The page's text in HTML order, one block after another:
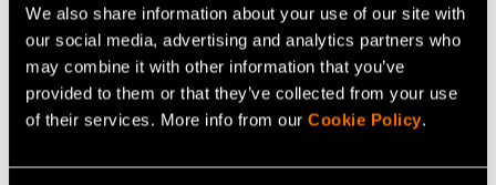
We also share information about your use of our site with
our social media, advertising and analytics partners who
may combine it with other information that you’ve
provided to them or that they’ve collected from your use
of their services. More info from our Cookie Policy.
vapautuu olennaisempaan työhön ja edistää
kansalaisten terveyttä. Varsin kunnianhimoinen tavoite,
mutta nykytiedon valossa täysin realistinen!
Jaa